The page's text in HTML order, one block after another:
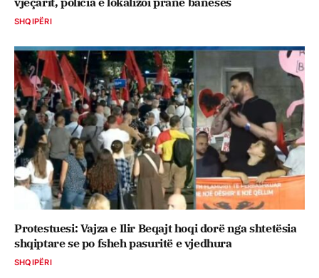
SHQIPËRI
Protestuesi: Vajza e Ilir Beqajt hoqi dorë nga shtetësia
shqiptare se po fsheh pasuritë e vjedhura
SHQIPËRI